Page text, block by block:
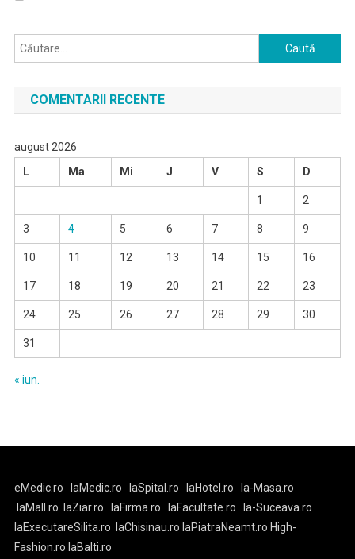
Caută
după:
COMENTARII RECENTE
august 2026
L
Ma Mi J V S D
1 2
3 4 5 6 7 8 9
10 11 12 13 14 15 16
17 18 19 20 21 22 23
24 25 26 27 28 29 30
31
« iun.
eMedic.ro laMedic.ro laSpital.ro laHotel.ro
la-Masa.ro
laMall.ro
laZiar.ro laFirma.ro laFacultate.ro
la-Suceava.ro
laExecutareSilita.ro
laChisinau.ro laPiatraNeamt.ro High-
Fashion.ro laBalti.ro